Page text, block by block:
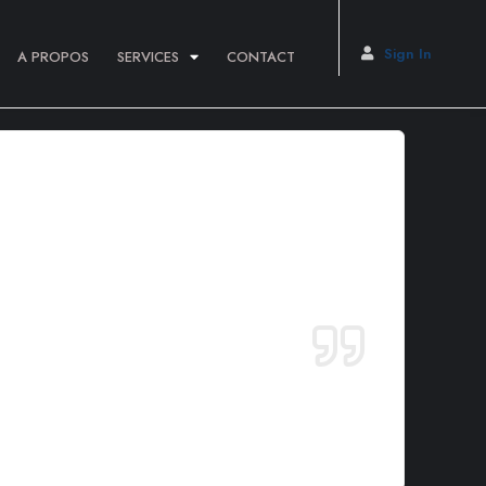
Sign In
A PROPOS SERVICES CONTACT